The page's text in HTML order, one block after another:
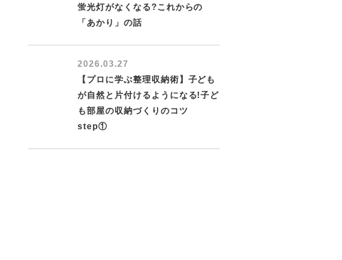
蛍光灯がなくなる?これからの
「あかり」の話
2026.03.27
【プロに学ぶ整理収納術】子ども
が自然と片付けるようになる!子ど
も部屋の収納づくりのコツ
step①